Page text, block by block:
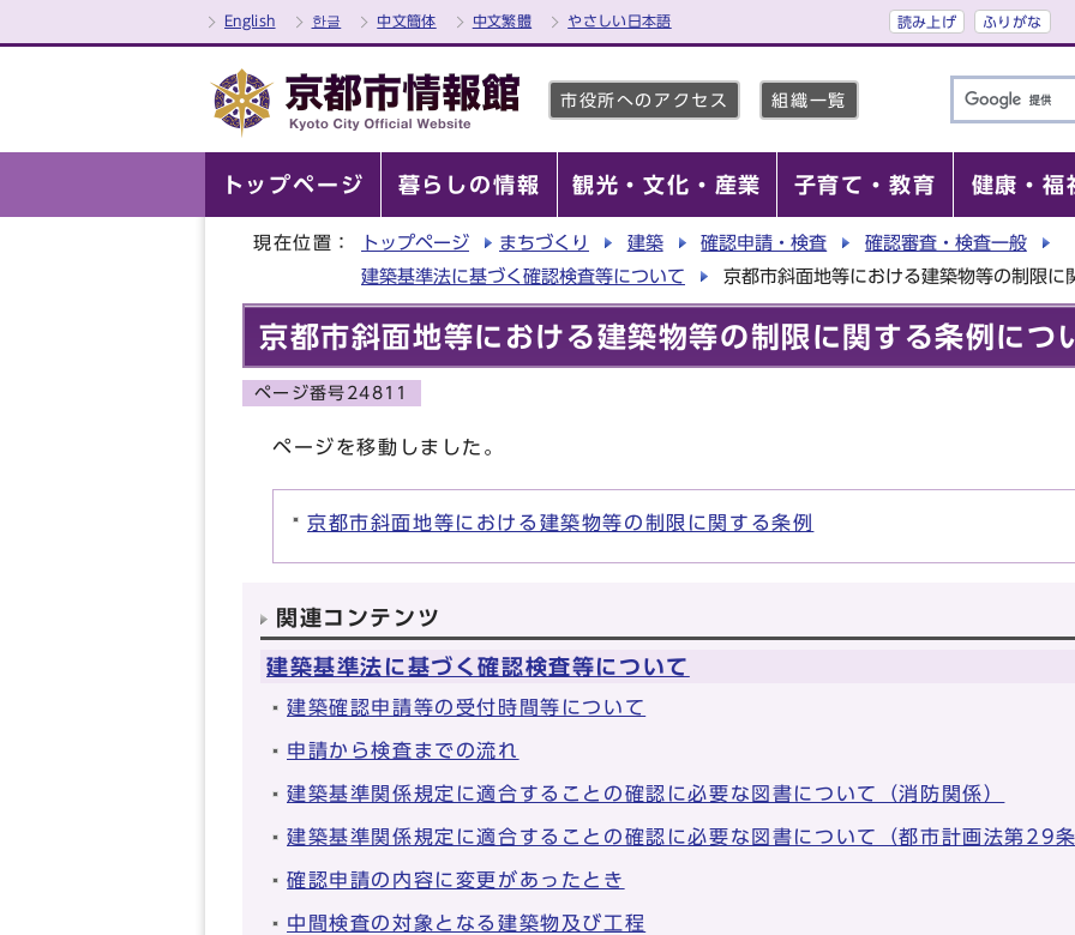
English 한글 中文簡体 中文繁體 やさしい日本語 読み上げ ふりがな
市役所へのアクセス 組織一覧
トップページ 暮らしの情報 観光・文化・産業 子育て・教育 健康・福
現在位置： トップページ まちづくり 建築 確認申請・検査
確認審査・検査一般
建築基準法に基づく確認検査等について
京都市斜面地等における建築物等の制限に
京都市斜面地等における建築物等の制限に関する条例につ
ページ番号24811
ページを移動しました。
京都市斜面地等における建築物等の制限に関する条例
関連コンテンツ
建築基準法に基づく確認検査等について
建築確認申請等の受付時間等について
申請から検査までの流れ
建築基準関係規定に適合することの確認に必要な図書について（消防関係）
建築基準関係規定に適合することの確認に必要な図書について（都市計画法第29
確認申請の内容に変更があったとき
中間検査の対象となる建築物及び工程